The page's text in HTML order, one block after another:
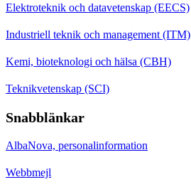
Elektroteknik och datavetenskap (EECS)
Industriell teknik och management (ITM)
Kemi, bioteknologi och hälsa (CBH)
Teknikvetenskap (SCI)
Snabblänkar
AlbaNova, personalinformation
Webbmejl